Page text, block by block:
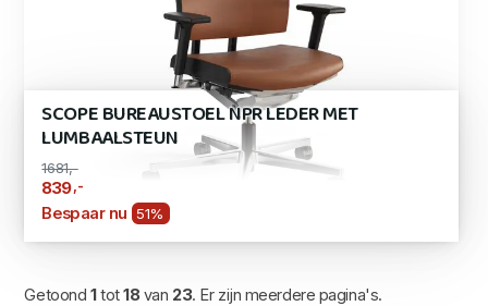
SCOPE BUREAUSTOEL NPR LEDER MET
LUMBAALSTEUN
1681,-
839,-
Bespaar nu 51%
Getoond 1tot18van 23. Er zijn meerdere pagina's.